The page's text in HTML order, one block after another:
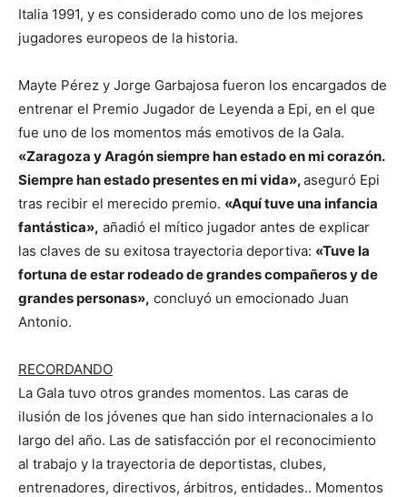
Italia 1991, y es considerado como uno de los mejores
jugadores europeos de la historia.
Mayte Pérez y Jorge Garbajosa fueron los encargados de
entrenar el Premio Jugador de Leyenda a Epi, en el que
fue uno de los momentos más emotivos de la Gala.
«Zaragoza y Aragón siempre han estado en mi corazón.
Siempre han estado presentes en mi vida»,aseguró Epi
tras recibir el merecido premio. «Aquí tuve una infancia
fantástica», añadió el mítico jugador antes de explicar
las claves de su exitosa trayectoria deportiva: «Tuve la
fortuna de estar rodeado de grandes compañeros y de
grandes personas», concluyó un emocionado Juan
Antonio.
RECORDANDO
La Gala tuvo otros grandes momentos. Las caras de
ilusión de los jóvenes que han sido internacionales a lo
largo del año. Las de satisfacción por el reconocimiento
al trabajo y la trayectoria de deportistas, clubes,
entrenadores, directivos, árbitros, entidades.. Momentos